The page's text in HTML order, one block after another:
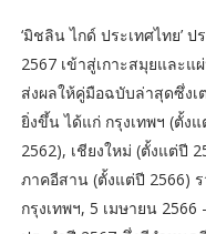
‘มิชลิน ไกด์ ประเทศไทย’
2567 เข้าสู่เกาะสมุยและ
ส่งผลให้คู่มือฉบับล่าสุดซึ่ง
ยิ่งขึ้น ได้แก่ กรุงเทพฯ (ตั้ง
2562), เชียงใหม่ (ตั้งแต่ปี
ภาคอีสาน (ตั้งแต่ปี 2566)
กรุงเทพฯ, 5 เมษายน